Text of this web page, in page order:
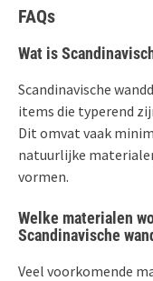
FAQs
Wat is
Scandinavische
items die typerend
Dit omvat vaak
natuurlijke
vormen.
Welke materialen
Scandinavische
Veel voorkomende